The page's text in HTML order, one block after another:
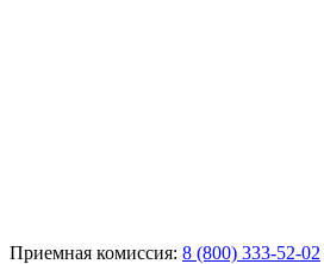
Приемная комиссия: 8 (800) 333-52-02